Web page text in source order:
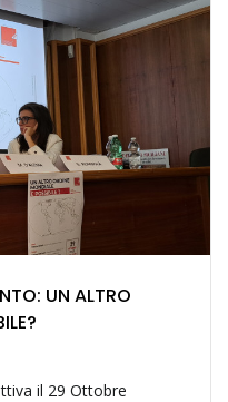
UN ALTRO
il 29 Ottobre